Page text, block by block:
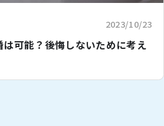
2023/10/23
可能？後悔しないために考え